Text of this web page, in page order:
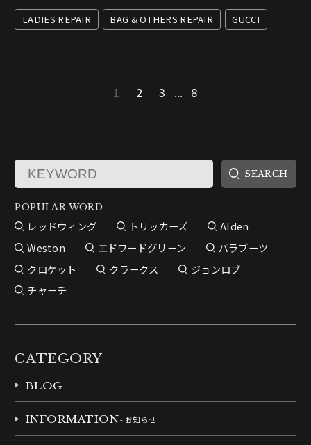
LADIES REPAIR BAG & OTHERS REPAIR GUCCI
1 2 3 ... 8
POPULAR WORD
レッドウィング トリッカーズ
Alden
Weston
エドワードグリーン
パラブーツ
クロケット
クラークス
ジョンロブ
チャーチ
CATEGORY
BLOG
INFORMATION- お知らせ